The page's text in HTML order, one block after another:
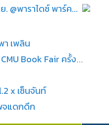
. @พาราไดซ์ พาร์ค...
เพลิน
x เซ็นจันท์
จแดกดึก